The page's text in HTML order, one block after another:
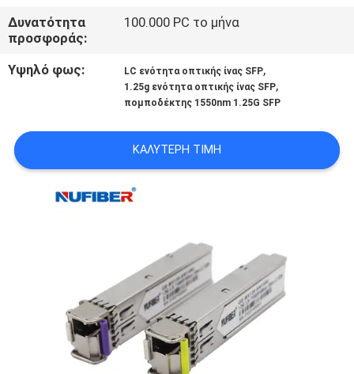
ΕΙΔΉΣΕΙΣ
ΖΗΤΉΣΤΕ
ΑΠΌΣΠΑΣΜΑ
SITEMAP
Δυνατότητα
προσφοράς:
100.000 PC το μήνα
Υψηλό φως: LC ενότητα οπτικής ίνας SFP,
1.25g ενότητα οπτικής ίνας SFP,
πομποδέκτης 1550nm 1.25G SFP
ΚΑΛΎΤΕΡΗ ΤΙΜΉ